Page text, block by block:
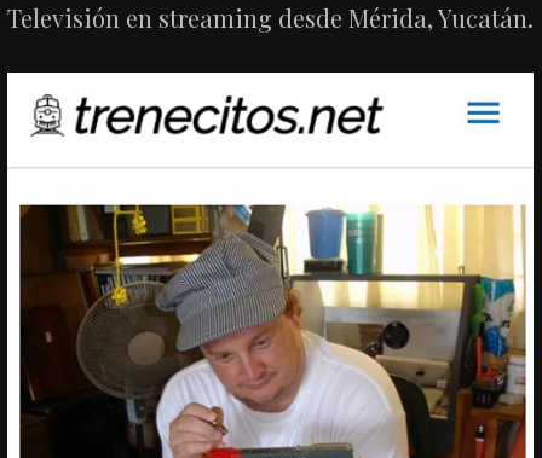
Televisión en streaming desde Mérida, Yucatán.